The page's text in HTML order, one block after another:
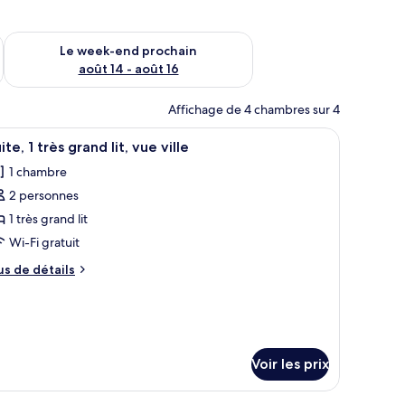
août 7 - août 9
Le week-end prochain
août 14 - août 16
Vérifier la disponibilité pour le week-end prochain août 14 -
Affichage de 4 chambres sur 4
banc.
grand lit, d’un canapé, d’une table à manger et d’un balcon avec vue.
Un espace repas moderne avec une table
5 1 très grand lit, vue ville
1 chambre
2 personnes
1 très grand lit
Wi-Fi gratuit
de détails
Voir les prix